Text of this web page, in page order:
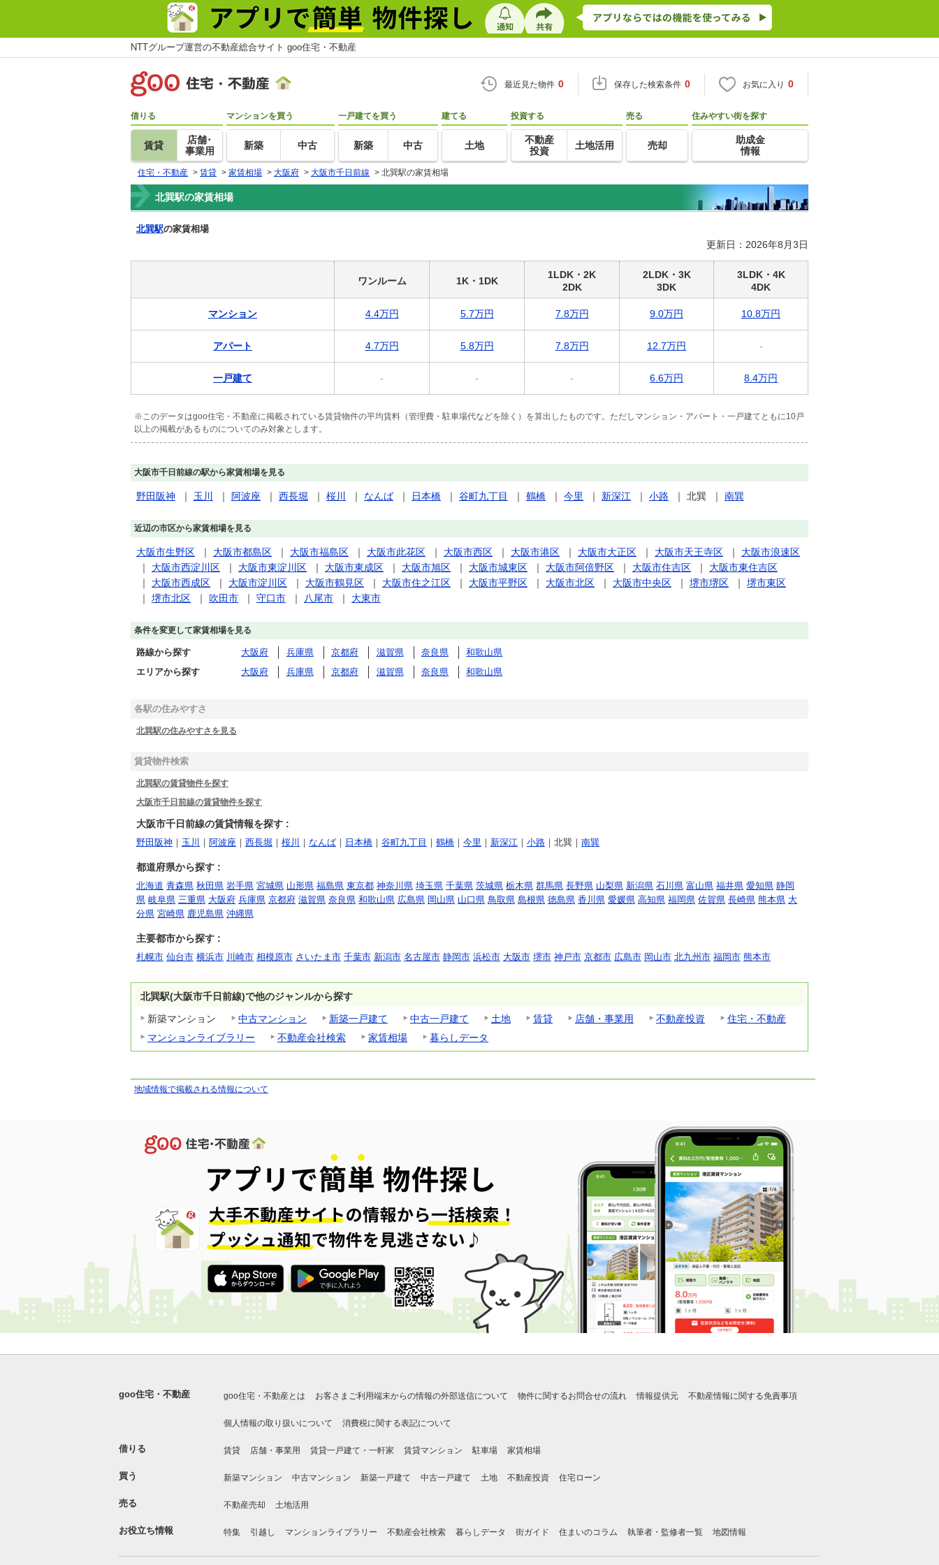
NTTグループ運営の不動産総合サイト goo住宅・不動産
最近見た物件 0 保存した検索条件 0 お気に入り 0
借りる
賃貸
店舗･
事業用
マンションを買う
新築 中古
一戸建てを買う
新築 中古
建てる
土地
投資する
不動産
投資
土地活用
売る
売却
住みやすい街を探す
助成金
情報
住宅・不動産 > 賃貸 > 家賃相場 > 大阪府 > 大阪市千日前線 > 北巽駅の家賃相場
北巽駅の家賃相場
北巽駅の家賃相場
更新日：2026年8月3日
ワンルーム 1K・1DK
1LDK・2K
2DK
2LDK・3K
3DK
3LDK・4K
4DK
マンション 4.4万円 5.7万円 7.8万円 9.0万円 10.8万円
アパート 4.7万円 5.8万円 7.8万円 12.7万円 -
一戸建て - - - 6.6万円 8.4万円
※このデータはgoo住宅・不動産に掲載されている賃貸物件の平均賃料（管理費・駐車場代などを除く）を算出したものです。ただしマンション・アパート・一戸建てともに10戸
以上の掲載があるものについてのみ対象とします。
大阪市千日前線の駅から家賃相場を見る
野田阪神 ｜ 玉川 ｜ 阿波座 ｜ 西長堀 ｜ 桜川 ｜ なんば｜ 日本橋 ｜ 谷町九丁目 ｜ 鶴橋 ｜ 今里 ｜ 新深江 ｜ 小路 ｜ 北巽 ｜ 南巽
近辺の市区から家賃相場を見る
大阪市生野区 ｜ 大阪市都島区 ｜ 大阪市福島区 ｜ 大阪市此花区 ｜ 大阪市西区 ｜ 大阪市港区 ｜ 大阪市大正区 ｜ 大阪市天王寺区 ｜ 大阪市浪速区
｜ 大阪市西淀川区 ｜ 大阪市東淀川区 ｜ 大阪市東成区 ｜ 大阪市旭区 ｜ 大阪市城東区 ｜ 大阪市阿倍野区 ｜ 大阪市住吉区 ｜ 大阪市東住吉区
｜ 大阪市西成区 ｜ 大阪市淀川区 ｜ 大阪市鶴見区 ｜ 大阪市住之江区 ｜ 大阪市平野区 ｜ 大阪市北区 ｜ 大阪市中央区 ｜ 堺市堺区 ｜ 堺市東区
｜ 堺市北区 ｜ 吹田市 ｜ 守口市 ｜ 八尾市 ｜ 大東市
条件を変更して家賃相場を見る
路線から探す 大阪府 兵庫県 京都府 滋賀県 奈良県
和歌山県
エリアから探す
大阪府 兵庫県 京都府 滋賀県 奈良県 和歌山県
各駅の住みやすさ
北巽駅の住みやすさを見る
賃貸物件検索
北巽駅の賃貸物件を探す
大阪市千日前線の賃貸物件を探す
大阪市千日前線の賃貸情報を探す :
野田阪神 ｜ 玉川 ｜ 阿波座 ｜ 西長堀 ｜ 桜川 ｜ なんば ｜ 日本橋 ｜ 谷町九丁目 ｜ 鶴橋 ｜ 今里 ｜ 新深江 ｜ 小路 ｜北巽｜ 南巽
都道府県から探す :
北海道 青森県 秋田県 岩手県 宮城県 山形県 福島県 東京都 神奈川県 埼玉県 千葉県 茨城県 栃木県 群馬県 長野県 山梨県 新潟県 石川県 富山県 福井県 愛知県 静岡
県 岐阜県 三重県 大阪府 兵庫県 京都府 滋賀県 奈良県 和歌山県 広島県 岡山県 山口県 鳥取県 島根県 徳島県 香川県 愛媛県 高知県 福岡県 佐賀県 長崎県 熊本県 大
分県 宮崎県 鹿児島県 沖縄県
主要都市から探す :
札幌市 仙台市 横浜市 川崎市 相模原市 さいたま市 千葉市 新潟市 名古屋市 静岡市 浜松市 大阪市 堺市 神戸市 京都市 広島市 岡山市 北九州市 福岡市 熊本市
北巽駅(大阪市千日前線)で他のジャンルから探す
新築マンション
中古マンション 新築一戸建て 中古一戸建て 土地 賃貸 店舗・事業用 不動産投資
住宅・不動産
マンションライブラリー
不動産会社検索 家賃相場 暮らしデータ
地域情報で掲載される情報について
goo住宅・不動産 goo住宅・不動産とは お客さまご利用端末からの情報の外部送信について 物件に関するお問合せの流れ 情報提供元 不動産情報に関する免責事項
個人情報の取り扱いについて 消費税に関する表記について
借りる 賃貸 店舗・事業用 賃貸一戸建て・一軒家 賃貸マンション 駐車場 家賃相場
買う 新築マンション 中古マンション 新築一戸建て 中古一戸建て 土地 不動産投資 住宅ローン
売る 不動産売却 土地活用
お役立ち情報 特集 引越し マンションライブラリー 不動産会社検索 暮らしデータ 街ガイド 住まいのコラム 執筆者・監修者一覧 地図情報